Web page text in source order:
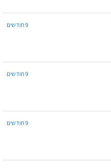
9 חודשים
9 חודשים
9 חודשים